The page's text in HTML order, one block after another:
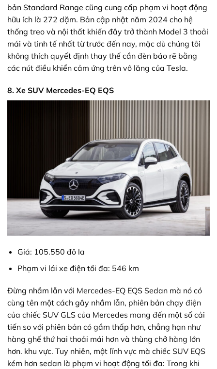
bản Standard Range cũng cung cấp phạm vi hoạt động
hữu ích là 272 dặm. Bản cập nhật năm 2024 cho hệ
thống treo và nội thất khiến đây trở thành Model 3 thoải
mái và tinh tế nhất từ ​​trước đến nay, mặc dù chúng tôi
không thích quyết định thay thế cần đèn báo rẽ bằng
các nút điều khiển cảm ứng trên vô lăng của Tesla.
8. Xe SUV Mercedes-EQ EQS
Giá: 105.550 đô la
Phạm vi lái xe điện tối đa: 546 km
Đừng nhầm lẫn với Mercedes-EQ EQS Sedan mà nó có
cùng tên một cách gây nhầm lẫn, phiên bản chạy điện
của chiếc SUV GLS của Mercedes mang đến một số cải
tiến so với phiên bản có gầm thấp hơn, chẳng hạn như
hàng ghế thứ hai thoải mái hơn và thùng chở hàng lớn
hơn. khu vực. Tuy nhiên, một lĩnh vực mà chiếc SUV EQS
kém hơn sedan là phạm vi hoạt động tối đa: Trong khi